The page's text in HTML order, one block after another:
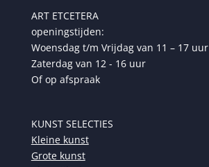
ART ETCETERA
openingstijden:
Woensdag t/m Vrijdag van 11 – 17 uur
Zaterdag van 12 - 16 uur
Of op afspraak
KUNST SELECTIES
Kleine kunst
Grote kunst